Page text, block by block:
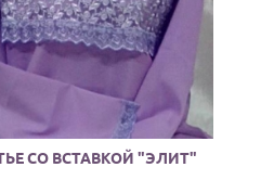
СО ВСТАВКОЙ "ЭЛИТ"